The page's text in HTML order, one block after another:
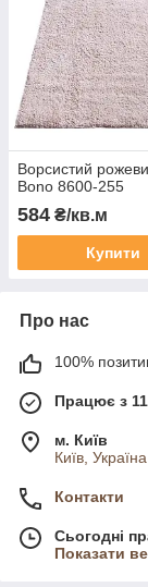
Ворсистий
Bono 8600-255
584 ₴/кв.м
Купити
Про нас
100%
Працює з
м. Київ
Київ, Україна
Контакти
Сьогодні
Показати